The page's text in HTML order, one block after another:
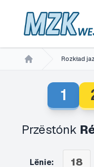
Rozkład
1
Przëstónk
Lënie: 18